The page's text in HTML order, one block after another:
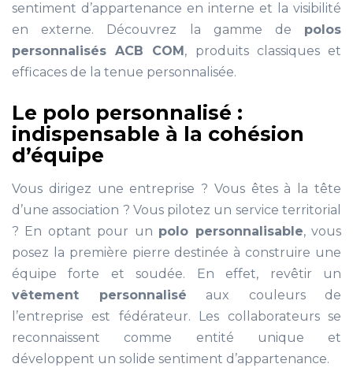
sentiment d’appartenance en interne et la visibilité
en externe. Découvrez la gamme de polos
personnalisés ACB COM, produits classiques et
efficaces de la tenue personnalisée.
Le polo personnalisé :
indispensable à la cohésion
d’équipe
Vous dirigez une entreprise ? Vous êtes à la tête
d’une association ? Vous pilotez un service territorial
? En optant pour un polo personnalisable, vous
posez la première pierre destinée à construire une
équipe forte et soudée. En effet, revêtir un
vêtement personnalisé aux couleurs de
l’entreprise est fédérateur. Les collaborateurs se
reconnaissent comme entité unique et
développent un solide sentiment d’appartenance.